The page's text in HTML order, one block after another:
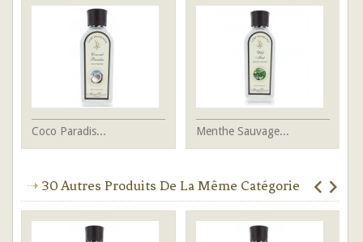
Coco Paradis... Menthe Sauvage...
30 Autres Produits De La Même Catégorie